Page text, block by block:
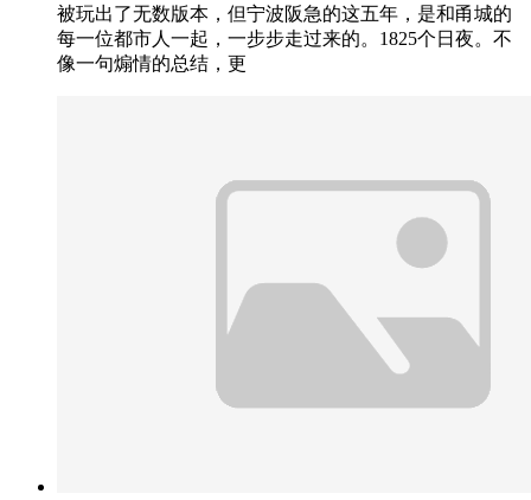
被玩出了无数版本，但宁波阪急的这五年，是和甬城的
每一位都市人一起，一步步走过来的。1825个日夜。不
像一句煽情的总结，更